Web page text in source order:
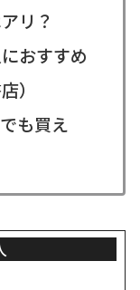
リ？
おすすめ
）
も買え